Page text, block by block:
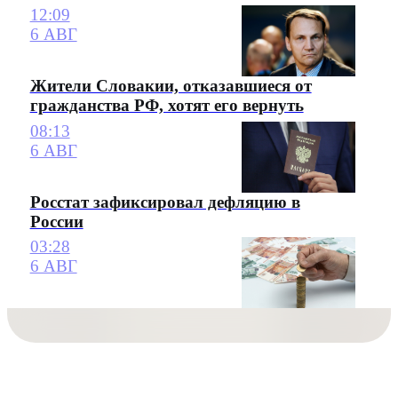
12:09
6 АВГ
Жители Словакии, отказавшиеся от
гражданства РФ, хотят его вернуть
08:13
6 АВГ
Росстат зафиксировал дефляцию в
России
03:28
6 АВГ